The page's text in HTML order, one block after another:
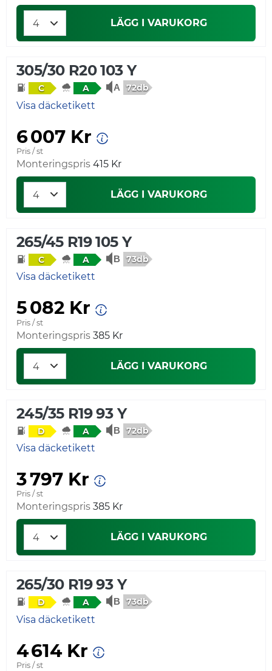
LÄGG I VARUKORG
305/30 R20 103 Y
C A 72db
Visa däcketikett
6 007 Kr
Pris / st
Monteringspris 415 Kr
LÄGG I VARUKORG
265/45 R19 105 Y
C A 73db
Visa däcketikett
5 082 Kr
Pris / st
Monteringspris 385 Kr
LÄGG I VARUKORG
245/35 R19 93 Y
D A 72db
Visa däcketikett
3 797 Kr
Pris / st
Monteringspris 385 Kr
LÄGG I VARUKORG
265/30 R19 93 Y
D A 73db
Visa däcketikett
4 614 Kr
Pris / st